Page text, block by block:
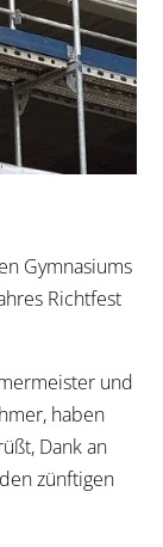
Gymnasiums
Richtfest
und
haben
Dank an
zünftigen